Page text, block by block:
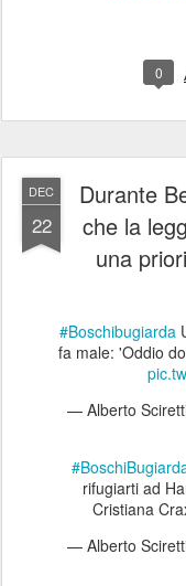
0
DEC
22
Durante
che la
una
#Boschibugiarda
fa male: 'Oddio
— Alberto
rifugiarti ad
Cristiana
— Alberto